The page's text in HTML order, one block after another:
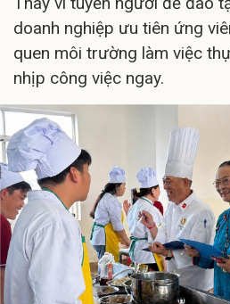
doanh nghiệp ưu tiên ứng
quen môi trường làm việc
nhịp công việc ngay.